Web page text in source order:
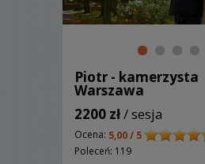
Piotr - kamerzysta
Warszawa
2200 zł/ sesja
Ocena: 5,00 / 5
Poleceń: 119